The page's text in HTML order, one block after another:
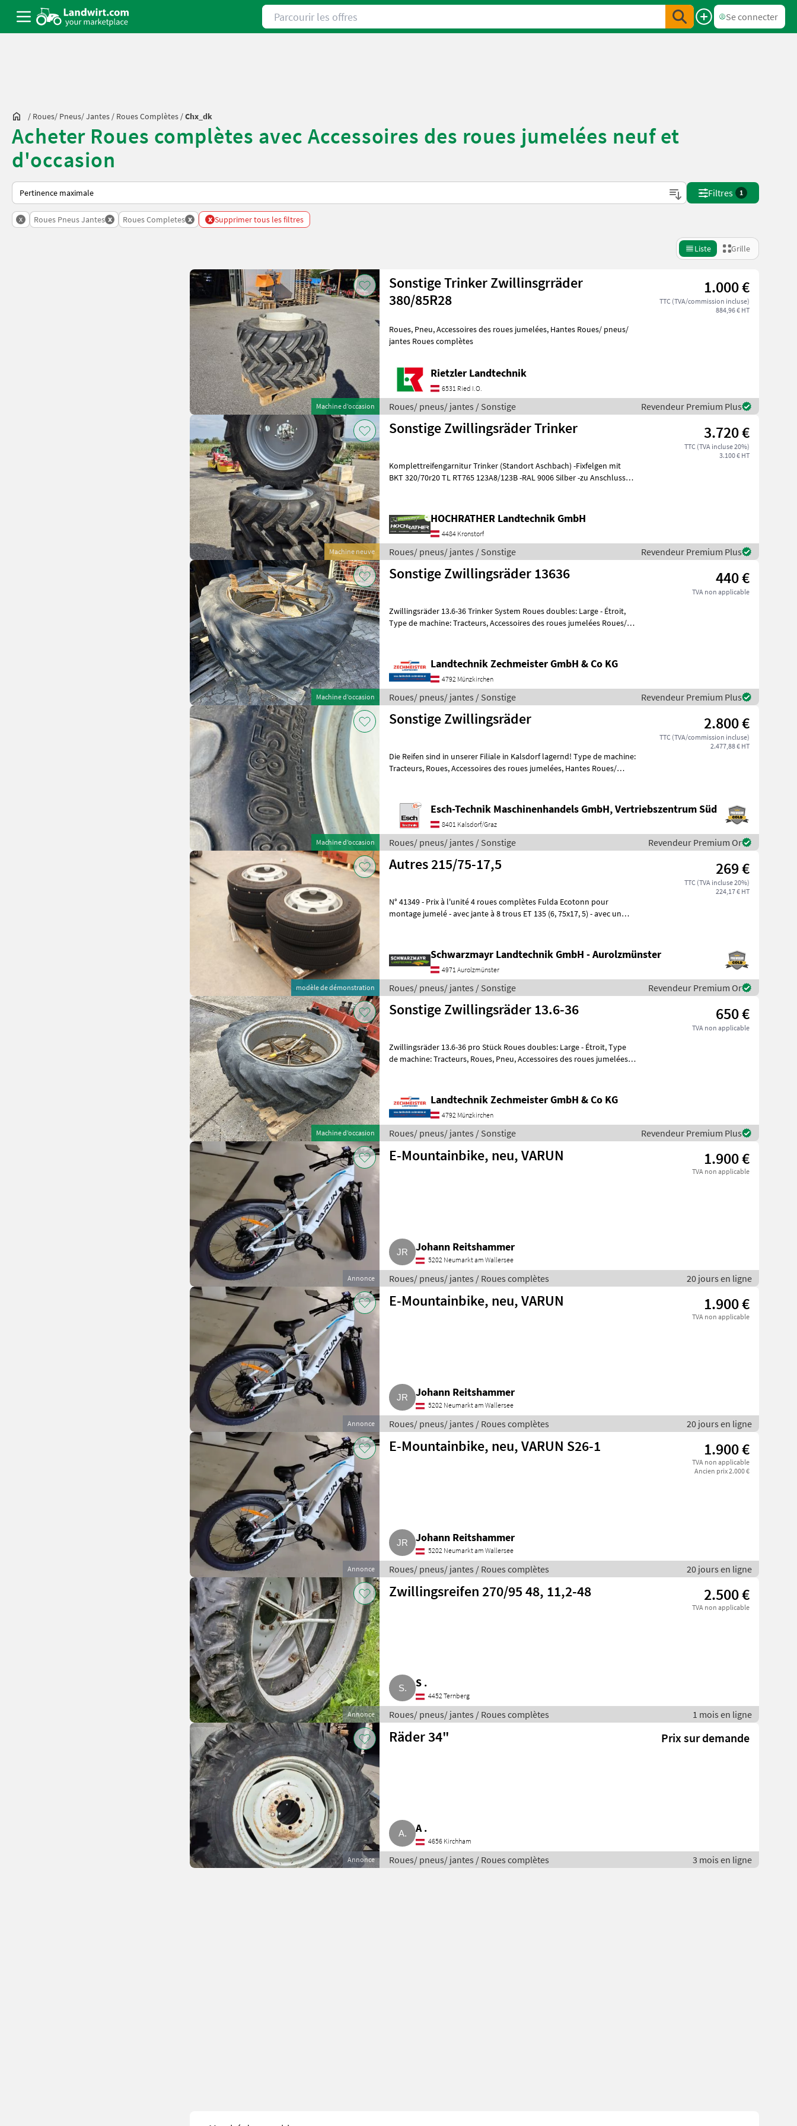
Parcourir les offres
Se connecter
/ Roues/ Pneus/ Jantes / Roues Complètes /Chx_dk
Acheter Roues complètes avec Accessoires des roues jumelées neuf et
d'occasion
Voici comment les annonces sont triées sur Landwirt.com
Filtres 1
x Roues Pneus Jantes x Roues Completes x x Supprimer tous les filtres
Liste Grille
Machine d’occasion
Sonstige Trinker Zwillinsgrräder
380/85R28
1.000 €
TTC (TVA/commission incluse)
884,96 € HT
Roues, Pneu, Accessoires des roues jumelées, Hantes Roues/ pneus/
jantes Roues complètes
Rietzler Landtechnik
6531 Ried I.O.
Roues/ pneus/ jantes / Sonstige Revendeur Premium Plus
Machine neuve
Sonstige Zwillingsräder Trinker 3.720 €
TTC (TVA incluse 20%)
3.100 € HT
Komplettreifengarnitur Trinker (Standort Aschbach) -Fixfelgen mit
BKT 320/70r20 TL RT765 123A8/123B -RAL 9006 Silber -zu Anschluss
HOCHRATHER Landtechnik GmbH
4484 Kronstorf
Roues/ pneus/ jantes / Sonstige Revendeur Premium Plus
Machine d’occasion
Sonstige Zwillingsräder 13636 440 €
TVA non applicable
Zwillingsräder 13.6-36 Trinker System Roues doubles: Large - Étroit,
Type de machine: Tracteurs, Accessoires des roues jumelées Roues/
Landtechnik Zechmeister GmbH & Co KG
4792 Münzkirchen
Roues/ pneus/ jantes / Sonstige Revendeur Premium Plus
Machine d’occasion
Sonstige Zwillingsräder 2.800 €
TTC (TVA/commission incluse)
2.477,88 € HT
Die Reifen sind in unserer Filiale in Kalsdorf lagernd! Type de machine:
Tracteurs, Roues, Accessoires des roues jumelées, Hantes Roues/
Esch-Technik Maschinenhandels GmbH, Vertriebszentrum Süd
8401 Kalsdorf/Graz
Roues/ pneus/ jantes / Sonstige Revendeur Premium Or
modèle de démonstration
Autres 215/75-17,5 269 €
TTC (TVA incluse 20%)
224,17 € HT
N° 41349 - Prix à l'unité 4 roues complètes Fulda Ecotonn pour
montage jumelé - avec jante à 8 trous ET 135 (6, 75x17, 5) - avec un
Schwarzmayr Landtechnik GmbH - Aurolzmünster
4971 Aurolzmünster
Roues/ pneus/ jantes / Sonstige Revendeur Premium Or
Machine d’occasion
Sonstige Zwillingsräder 13.6-36 650 €
TVA non applicable
Zwillingsräder 13.6-36 pro Stück Roues doubles: Large - Étroit, Type
de machine: Tracteurs, Roues, Pneu, Accessoires des roues jumelées,
Landtechnik Zechmeister GmbH & Co KG
4792 Münzkirchen
Roues/ pneus/ jantes / Sonstige Revendeur Premium Plus
Annonce
E-Mountainbike, neu, VARUN 1.900 €
TVA non applicable
Johann Reitshammer
5202 Neumarkt am Wallersee
Roues/ pneus/ jantes / Roues complètes 20 jours en ligne
Annonce
E-Mountainbike, neu, VARUN 1.900 €
TVA non applicable
Johann Reitshammer
5202 Neumarkt am Wallersee
Roues/ pneus/ jantes / Roues complètes 20 jours en ligne
Annonce
E-Mountainbike, neu, VARUN S26-1 1.900 €
TVA non applicable
Ancien prix 2.000 €
Johann Reitshammer
5202 Neumarkt am Wallersee
Roues/ pneus/ jantes / Roues complètes 20 jours en ligne
Annonce
Zwillingsreifen 270/95 48, 11,2-48 2.500 €
TVA non applicable
S .
4452 Ternberg
Roues/ pneus/ jantes / Roues complètes 1 mois en ligne
Annonce
Räder 34" Prix sur demande
A .
4656 Kirchham
Roues/ pneus/ jantes / Roues complètes 3 mois en ligne